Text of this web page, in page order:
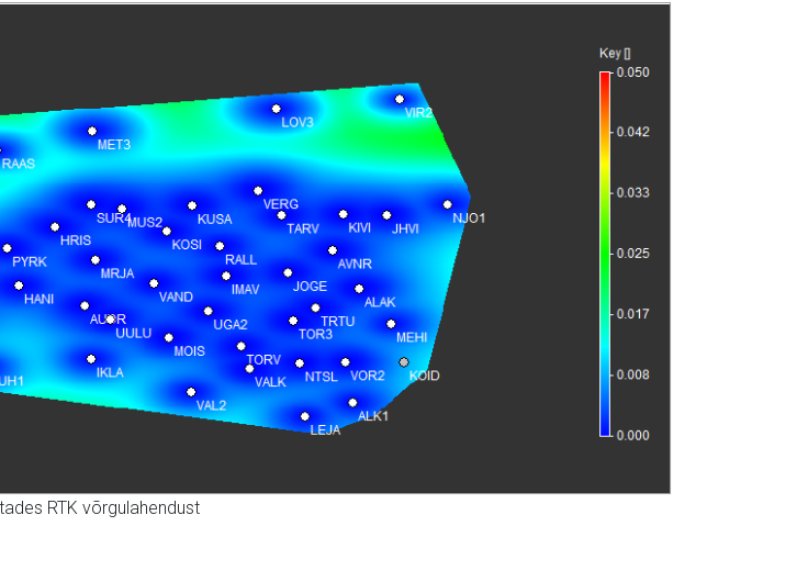
RTK võrgulahendust